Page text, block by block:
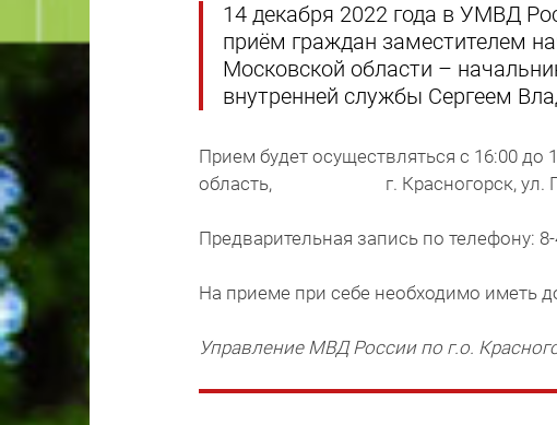
14 декабря 2022 года в УМВД
приём граждан заместителем
Московской области –
внутренней службы Сергеем
Прием будет осуществляться с 16:00 до
область, г. Красногорск, ул.
Предварительная запись по телефону: 8-
На приеме при себе необходимо иметь
Управление МВД России по г.о.